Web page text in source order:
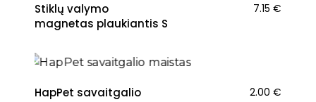
Stiklų valymo
magnetas plaukiantis S
7.15 €
HapPet savaitgalio
2.00 €